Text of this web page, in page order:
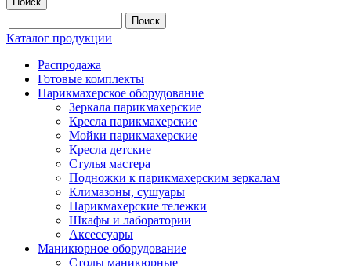
Каталог продукции
Распродажа
Готовые комплекты
Парикмахерское оборудование
Зеркала парикмахерские
Кресла парикмахерские
Мойки парикмахерские
Кресла детские
Стулья мастера
Подножки к парикмахерским зеркалам
Климазоны, сушуары
Парикмахерские тележки
Шкафы и лаборатории
Аксессуары
Маникюрное оборудование
Столы маникюрные